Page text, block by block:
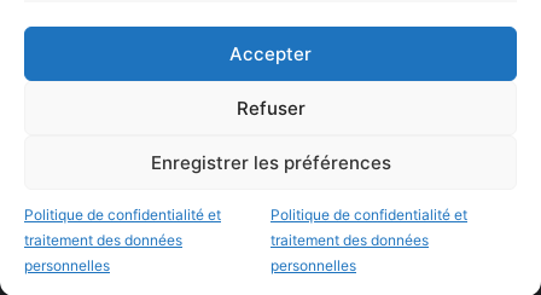
Accepter
Refuser
Enregistrer les préférences
Politique de confidentialité et
traitement des données
personnelles
Politique de confidentialité et
traitement des données
personnelles
Metz Plage